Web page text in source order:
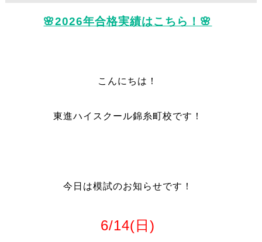
🌸2026年合格実績はこちら！🌸
こんにちは！
東進ハイスクール錦糸町校です！
今日は模試のお知らせです！
6/14(日)